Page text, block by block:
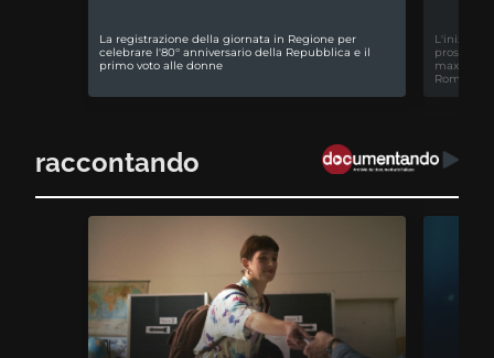
La registrazione della giornata in Regione per
celebrare l'80° anniversario della Repubblica e il
primo voto alle donne
Romagna
raccontando